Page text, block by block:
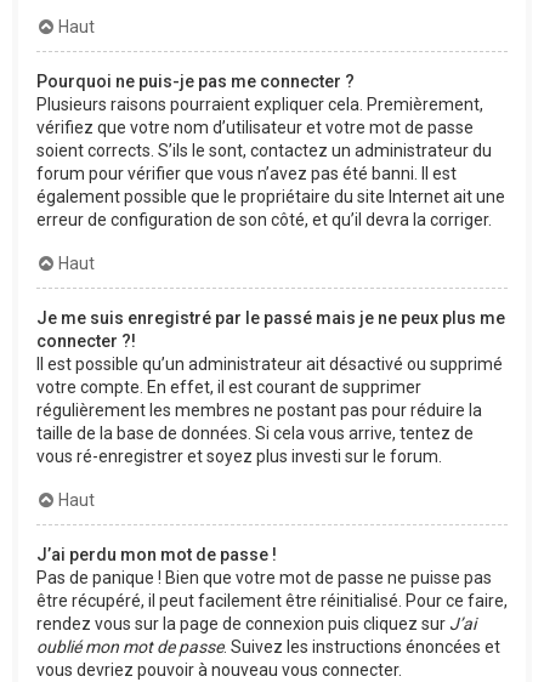
Haut
Pourquoi ne puis-je pas me connecter ?
Plusieurs raisons pourraient expliquer cela. Premièrement,
vérifiez que votre nom d’utilisateur et votre mot de passe
soient corrects. S’ils le sont, contactez un administrateur du
forum pour vérifier que vous n’avez pas été banni. Il est
également possible que le propriétaire du site Internet ait une
erreur de configuration de son côté, et qu’il devra la corriger.
Haut
Je me suis enregistré par le passé mais je ne peux plus me
connecter ?!
Il est possible qu’un administrateur ait désactivé ou supprimé
votre compte. En effet, il est courant de supprimer
régulièrement les membres ne postant pas pour réduire la
taille de la base de données. Si cela vous arrive, tentez de
vous ré-enregistrer et soyez plus investi sur le forum.
Haut
J’ai perdu mon mot de passe !
Pas de panique ! Bien que votre mot de passe ne puisse pas
être récupéré, il peut facilement être réinitialisé. Pour ce faire,
rendez vous sur la page de connexion puis cliquez sur J’ai
oublié mon mot de passe. Suivez les instructions énoncées et
vous devriez pouvoir à nouveau vous connecter.